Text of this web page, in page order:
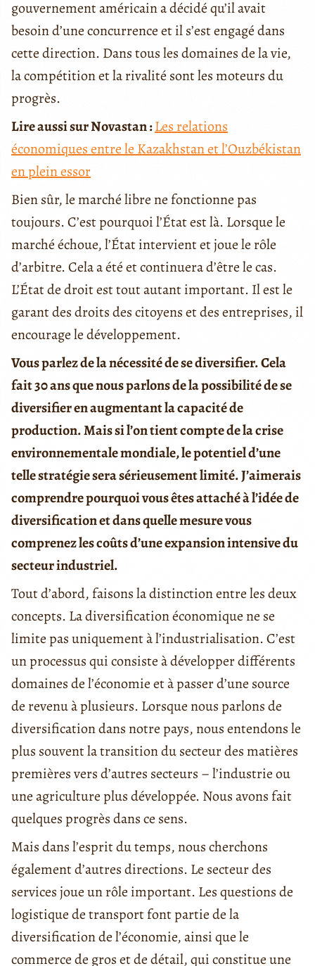
gouvernement américain a décidé qu’il avait
besoin d’une concurrence et il s’est engagé dans
cette direction. Dans tous les domaines de la vie,
la compétition et la rivalité sont les moteurs du
progrès.
Lire aussi sur Novastan :Les relations
économiques entre le Kazakhstan et l’Ouzbékistan
en plein essor
Bien sûr, le marché libre ne fonctionne pas
toujours. C’est pourquoi l’État est là. Lorsque le
marché échoue, l’État intervient et joue le rôle
d’arbitre. Cela a été et continuera d’être le cas.
L’État de droit est tout autant important. Il est le
garant des droits des citoyens et des entreprises, il
encourage le développement.
Vous parlez de la nécessité de se diversifier. Cela
fait 30 ans que nous parlons de la possibilité de se
diversifier en augmentant la capacité de
production. Mais si l’on tient compte de la crise
environnementale mondiale, le potentiel d’une
telle stratégie sera sérieusement limité. J’aimerais
comprendre pourquoi vous êtes attaché à l’idée de
diversification et dans quelle mesure vous
comprenez les coûts d’une expansion intensive du
secteur industriel.
Tout d’abord, faisons la distinction entre les deux
concepts. La diversification économique ne se
limite pas uniquement à l’industrialisation. C’est
un processus qui consiste à développer différents
domaines de l’économie et à passer d’une source
de revenu à plusieurs. Lorsque nous parlons de
diversification dans notre pays, nous entendons le
plus souvent la transition du secteur des matières
premières vers d’autres secteurs – l’industrie ou
une agriculture plus développée. Nous avons fait
quelques progrès dans ce sens.
Mais dans l’esprit du temps, nous cherchons
également d’autres directions. Le secteur des
services joue un rôle important. Les questions de
logistique de transport font partie de la
diversification de l’économie, ainsi que le
commerce de gros et de détail, qui constitue une